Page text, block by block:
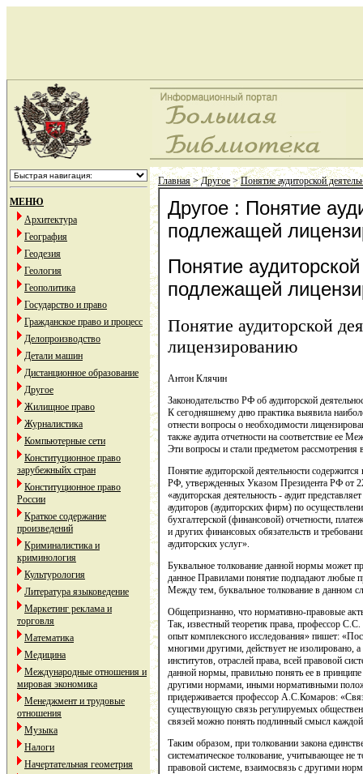
МЕНЮ
Архитектура
География
Геодезия
Геология
Геополитика
Государство и право
Гражданское право и процесс
Делопроизводство
Детали машин
Дистанционное образование
Другое
Жилищное право
Журналистика
Компьютерные сети
Конституционное право
зарубежныйх стран
Конституционное право
России
Краткое содержание
произведений
Криминалистика и
криминология
Культурология
Литература языковедение
Маркетинг реклама и
торговля
Математика
Медицина
Международные отношения и
мировая экономика
Менеджмент и трудовые
отношения
Музыка
Налоги
Начертательная геометрия
Главная>Другое>Понятие аудиторской
Другое : Понятие
подлежащей
Понятие
подлежащей
Понятие аудиторской
лицензированию
Антон Клячин
Законодательство РФ об аудиторской
К сегодняшнему дню практика выявила
отнести вопросы о необходимости
также аудита отчетности на соответствие ее
Эти вопросы и стали предметом рассмотрения
Понятие аудиторской деятельности
РФ, утвержденных Указом Президента РФ от
«аудиторская деятельность - аудит
аудиторов (аудиторских фирм) по
бухгалтерской (финансовой) отчетности,
и других финансовых обязательств и
аудиторских услуг».
Буквальное толкование данной нормы может
данное Правилами понятие подпадают любые
Между тем, буквальное толкование в данном
Общепризнанно, что нормативно-правовые
Так, известный теоретик права, профессор
опыт комплексного исследования» пишет:
многими другими, действует не изолировано,
институтов, отраслей права, всей правовой
данной нормы, правильно понять ее в
другими нормами, иными нормативными
придерживается профессор А.С.Комаров:
существующую связь регулируемых
связей можно понять подлинный смысл
Таким образом, при толковании закона
систематическое толкование, учитывающее
правовой системе, взаимосвязь с другими